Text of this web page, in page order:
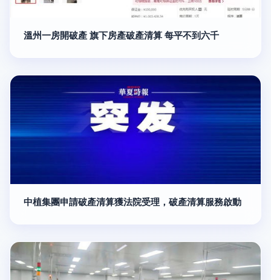
溫州一房開破產 旗下房產破產清算 每平不到六千
中植集團申請破產清算獲法院受理，破產清算服務啟動